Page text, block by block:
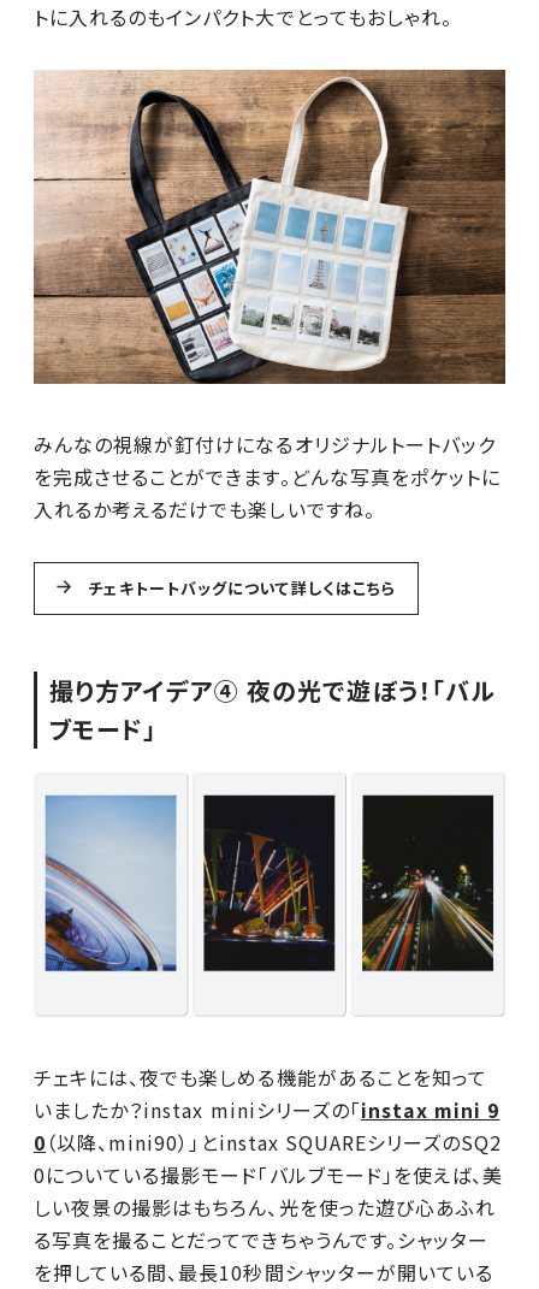
トに入れるのもインパクト大でとってもおしゃれ。
みんなの視線が釘付けになるオリジナルトートバック
を完成させることができます。どんな写真をポケットに
入れるか考えるだけでも楽しいですね。
チェキトートバッグについて詳しくはこちら
撮り方アイデア④ 夜の光で遊ぼう！「バル
ブモード」
チェキには、夜でも楽しめる機能があることを知って
いましたか？instax miniシリーズの「instax mini 9
0 （以降、mini90）」とinstax SQUAREシリーズのSQ2
0についている撮影モード「バルブモード」を使えば、美
しい夜景の撮影はもちろん、光を使った遊び心あふれ
る写真を撮ることだってできちゃうんです。シャッター
を押している間、最長10秒間シャッターが開いている